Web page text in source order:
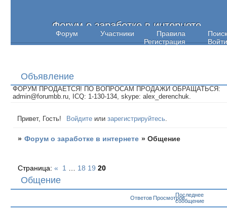
Форум о заработке в интернете
Форум Участники Правила
Поиск
Регистрация
Войти
Объявление
ФОРУМ ПРОДАЕТСЯ! ПО ВОПРОСАМ ПРОДАЖИ ОБРАЩАТЬСЯ:
admin@forumbb.ru, ICQ: 1-130-134, skype: alex_derenchuk.
Привет, Гость! Войдите илизарегистрируйтесь
» Форум о заработке в интернете »Общение
Общение
Страница:« 1 18 19 20
Ответов ПросмотровПоследнее
сообщение